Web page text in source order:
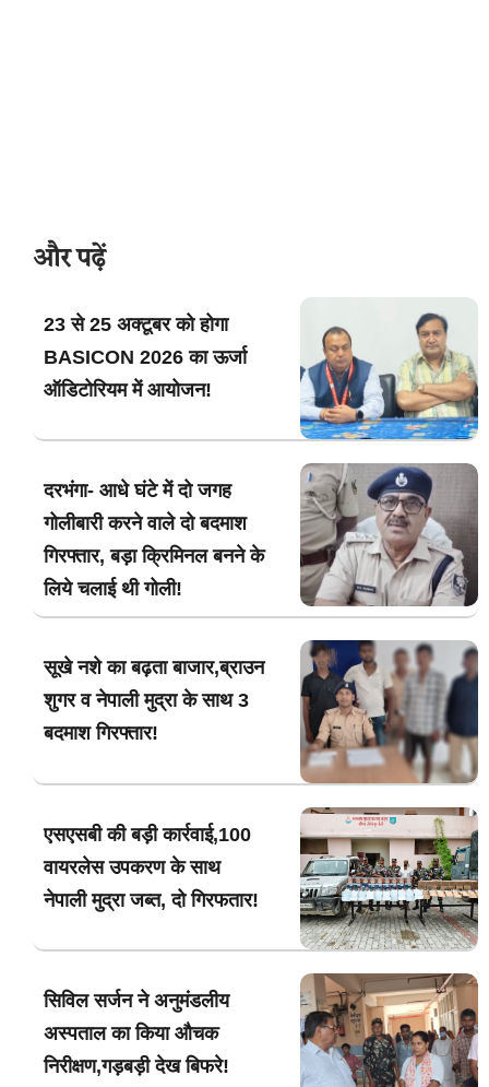
और पढ़ें
23 से 25 अक्टूबर को होगा
BASICON 2026 का ऊर्जा
ऑडिटोरियम में आयोजन!
दरभंगा- आधे घंटे में दो जगह
गोलीबारी करने वाले दो बदमाश
गिरफ्तार, बड़ा क्रिमिनल बनने के
लिये चलाई थी गोली!
सूखे नशे का बढ़ता बाजार,ब्राउन
शुगर व नेपाली मुद्रा के साथ 3
बदमाश गिरफ्तार!
एसएसबी की बड़ी कार्रवाई,100
वायरलेस उपकरण के साथ
नेपाली मुद्रा जब्त, दो गिरफतार!
सिविल सर्जन ने अनुमंडलीय
अस्पताल का किया औचक
निरीक्षण,गड़बड़ी देख बिफरे!